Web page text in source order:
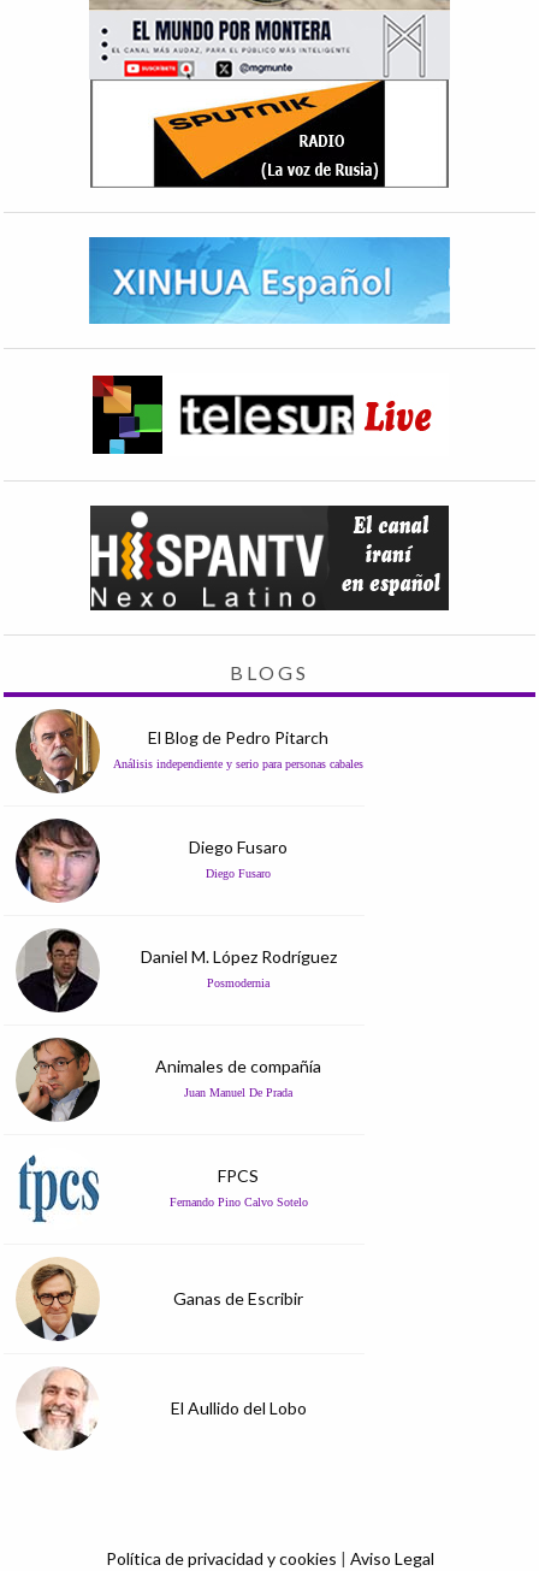
BLOGS
El Blog de Pedro Pitarch
Análisis independiente y serio para personas cabales
Diego Fusaro
Diego Fusaro
Daniel M. López Rodríguez
Posmodernia
Animales de compañía
Juan Manuel De Prada
FPCS
Fernando Pino Calvo Sotelo
Ganas de Escribir
El Aullido del Lobo
Política de privacidad y cookies | Aviso Legal